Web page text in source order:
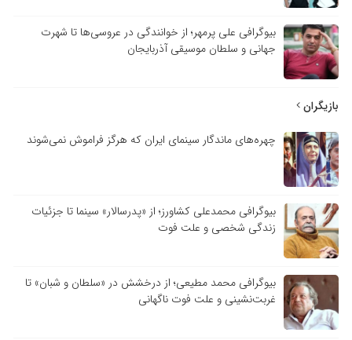
بیوگرافی علی پرمهر؛ از خوانندگی در عروسی‌ها تا شهرت
جهانی و سلطان موسیقی آذربایجان
بازیگران
چهره‌های ماندگار سینمای ایران که هرگز فراموش نمی‌شوند
بیوگرافی محمدعلی کشاورز؛ از «پدرسالار» سینما تا جزئیات
زندگی شخصی و علت فوت
بیوگرافی محمد مطیعی؛ از درخشش در «سلطان و شبان» تا
غربت‌نشینی و علت فوت ناگهانی